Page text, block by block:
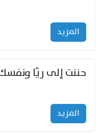
المزید
المزید